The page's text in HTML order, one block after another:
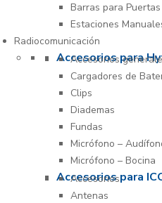
Barras para
Estaciones
Radiocomunicación
Accesorios para
Accesorios
Cargadores de
Clips
Diademas
Fundas
Micrófono –
Micrófono – Bocina
Accesorios para
Accesorios
Antenas